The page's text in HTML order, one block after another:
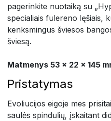
pagerinkite nuotaiką su
specialiais fulereno lęšiais,
kenksmingus šviesos
šviesą.
Matmenys 53 x 22 x 145
Pristatymas
Evoliucijos eigoje mes
saulės spindulių, įskaitant